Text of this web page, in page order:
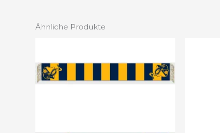
Ähnliche Produkte